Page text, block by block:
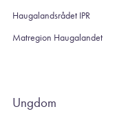
Haugalandsrådet IPR
Matregion Haugalandet
Ungdom